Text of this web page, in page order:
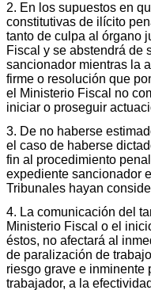
2. En los supuestos en
constitutivas de ilícito
tanto de culpa al órgano
Fiscal y se abstendrá de
sancionador mientras la
firme o resolución que
el Ministerio Fiscal no
iniciar o proseguir
3. De no haberse
el caso de haberse
fin al procedimiento
expediente sancionador
Tribunales hayan
4. La comunicación del
Ministerio Fiscal o el
éstos, no afectará al
de paralización de
riesgo grave e inminente
trabajador, a la